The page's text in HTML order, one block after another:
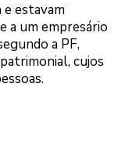
e estavam
a um empresário
a PF,
cujos